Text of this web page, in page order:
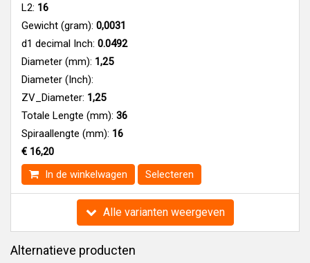
L2: 16
Gewicht (gram): 0,0031
d1 decimal Inch: 0.0492
Diameter (mm): 1,25
Diameter (Inch):
ZV_Diameter: 1,25
Totale Lengte (mm): 36
Spiraallengte (mm): 16
€ 16,20
In de winkelwagen
Selecteren
Alle varianten weergeven
Alternatieve producten